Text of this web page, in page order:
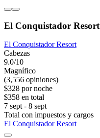
El Conquistador Resort
El Conquistador Resort
Cabezas
9.0/10
Magnífico
(3,556 opiniones)
$328 por noche
$358 en total
7 sept - 8 sept
Total con impuestos y cargos
El Conquistador Resort